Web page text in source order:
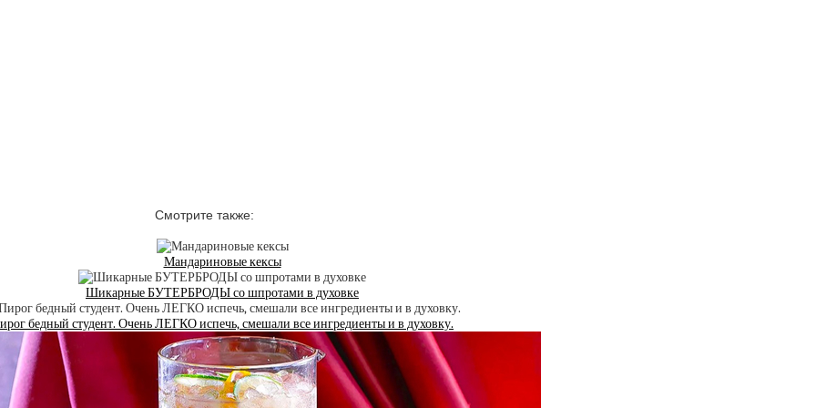
Смотрите также:
Мандариновые кексы
Шикарные БУТЕРБРОДЫ со шпротами в духовке
бедный студент. Очень ЛЕГКО испечь, смешали все ингредиенты и в духовку.